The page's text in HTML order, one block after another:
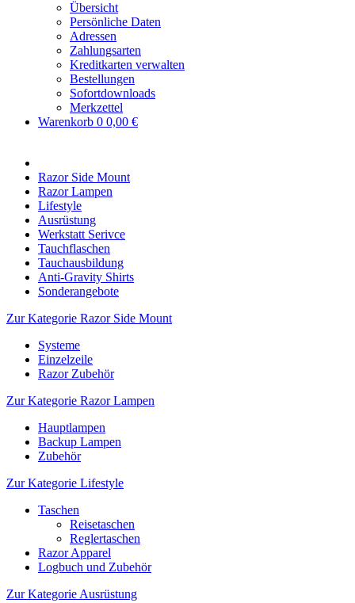
Übersicht
Persönliche Daten
Adressen
Zahlungsarten
Kreditkarten verwalten
Bestellungen
Sofortdownloads
Merkzettel
Warenkorb 0 0,00 €
Razor Side Mount
Razor Lampen
Lifestyle
Ausrüstung
Werkstatt Serivce
Tauchflaschen
Tauchausbildung
Anti-Gravity Shirts
Sonderangebote
Zur Kategorie Razor Side Mount
Systeme
Einzelzeile
Razor Zubehör
Zur Kategorie Razor Lampen
Hauptlampen
Backup Lampen
Zubehör
Zur Kategorie Lifestyle
Taschen
Reisetaschen
Reglertaschen
Razor Apparel
Logbuch und Zubehör
Zur Kategorie Ausrüstung